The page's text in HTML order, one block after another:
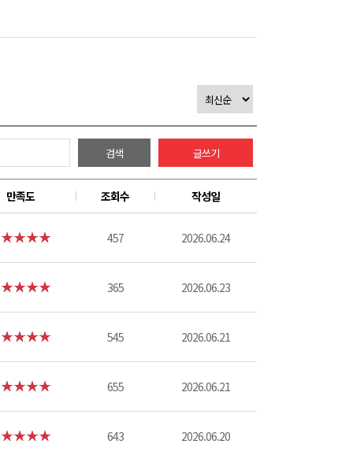
검색 글쓰기
만족도 조회수 작성일
457 2026.06.24
365 2026.06.23
545 2026.06.21
655 2026.06.21
643 2026.06.20